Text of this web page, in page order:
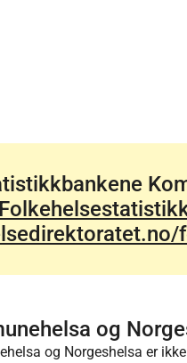
og
og Norgeshelsa er